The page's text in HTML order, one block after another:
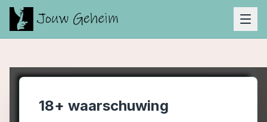
18+ waarschuwing